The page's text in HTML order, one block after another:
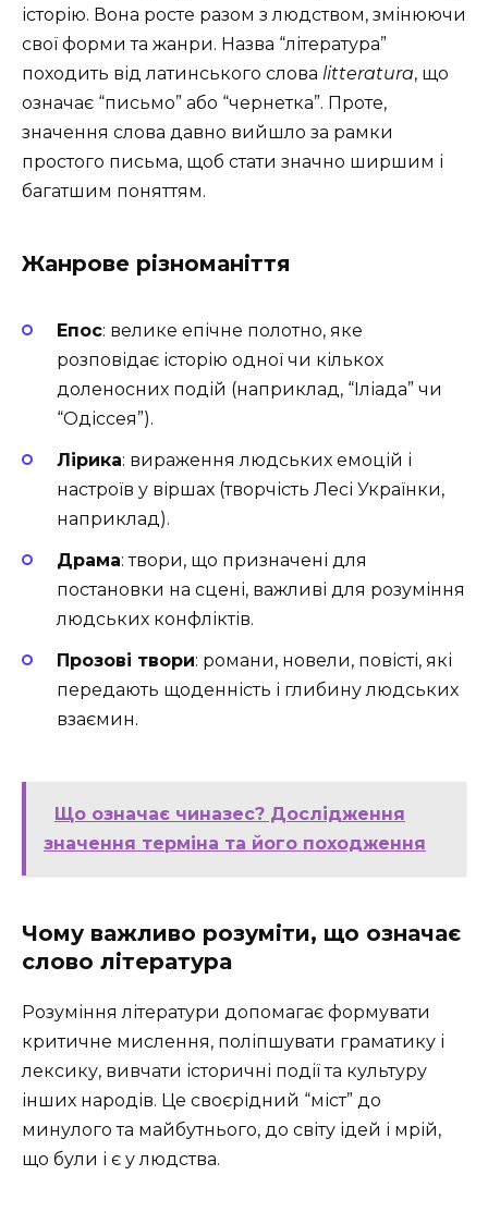
історію. Вона росте разом з людством, змінюючи
свої форми та жанри. Назва “література”
походить від латинського слова litteratura, що
означає “письмо” або “чернетка”. Проте,
значення слова давно вийшло за рамки
простого письма, щоб стати значно ширшим і
багатшим поняттям.
Жанрове різноманіття
Епос: велике епічне полотно, яке
розповідає історію одної чи кількох
доленосних подій (наприклад, “Іліада” чи
“Одіссея”).
Лірика: вираження людських емоцій і
настроїв у віршах (творчість Лесі Українки,
наприклад).
Драма: твори, що призначені для
постановки на сцені, важливі для розуміння
людських конфліктів.
Прозові твори: романи, новели, повісті, які
передають щоденність і глибину людських
взаємин.
Що означає чиназес? Дослідження
значення терміна та його походження
Чому важливо розуміти, що означає
слово література
Розуміння літератури допомагає формувати
критичне мислення, поліпшувати граматику і
лексику, вивчати історичні події та культуру
інших народів. Це своєрідний “міст” до
минулого та майбутнього, до світу ідей і мрій,
що були і є у людства.